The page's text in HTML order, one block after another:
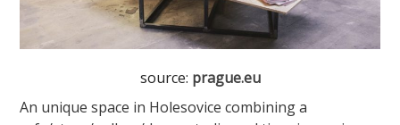
source: prague.eu
An unique space in Holesovice combining a